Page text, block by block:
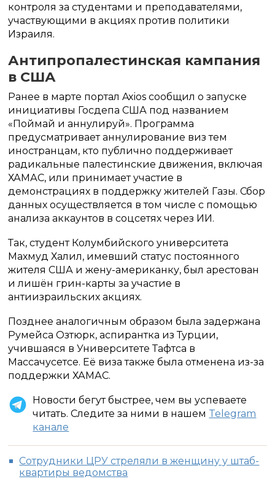
контроля за студентами и преподавателями,
участвующими в акциях против политики
Израиля.
Антипропалестинская кампания
в США
Ранее в марте портал Axios сообщил о запуске
инициативы Госдепа США под названием
«Поймай и аннулируй». Программа
предусматривает аннулирование виз тем
иностранцам, кто публично поддерживает
радикальные палестинские движения, включая
ХАМАС, или принимает участие в
демонстрациях в поддержку жителей Газы. Сбор
данных осуществляется в том числе с помощью
анализа аккаунтов в соцсетях через ИИ.
Так, студент Колумбийского университета
Махмуд Халил, имевший статус постоянного
жителя США и жену-американку, был арестован
и лишён грин-карты за участие в
антиизраильских акциях.
Позднее аналогичным образом была задержана
Румейса Озтюрк, аспирантка из Турции,
учившаяся в Университете Тафтса в
Массачусетсе. Её виза также была отменена из-за
поддержки ХАМАС.
Новости бегут быстрее, чем вы успеваете
читать. Следите за ними в нашем Telegram
канале
Сотрудники ЦРУ стреляли в женщину у штаб-
квартиры ведомства